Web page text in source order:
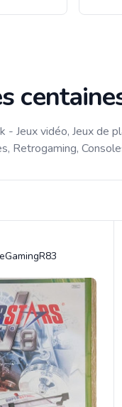
Jeux vidéo, Jeux de
Retrogaming,